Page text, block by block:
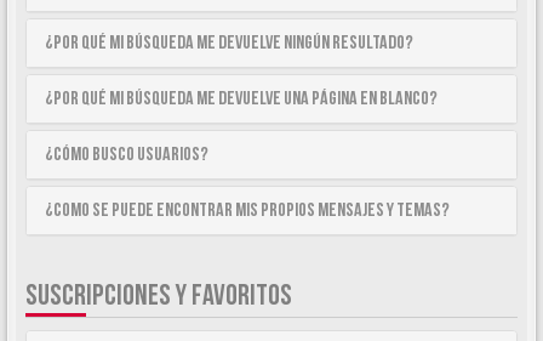
¿Por qué mi búsqueda me devuelve ningún resultado?
¿Por qué mi búsqueda me devuelve una página en blanco?
¿Cómo busco usuarios?
¿Como se puede encontrar mis propios mensajes y temas?
SUSCRIPCIONES Y FAVORITOS